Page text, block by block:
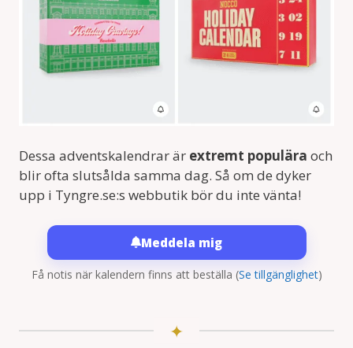
Dessa adventskalendrar är extremt populära och
blir ofta slutsålda samma dag. Så om de dyker
upp i Tyngre.se:s webbutik bör du inte vänta!
Meddela mig
Få notis när kalendern finns att beställa (Se tillgänglighet)